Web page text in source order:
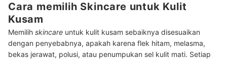
Cara memilih Skincare untuk Kulit
Kusam
Memilih skincare untuk kulit kusam sebaiknya disesuaikan
dengan penyebabnya, apakah karena flek hitam, melasma,
bekas jerawat, polusi, atau penumpukan sel kulit mati. Setiap